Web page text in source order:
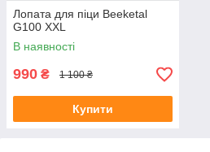
Лопата для піци Beeketal
G100 XXL
В наявності
990 ₴ 1 100 ₴
Купити